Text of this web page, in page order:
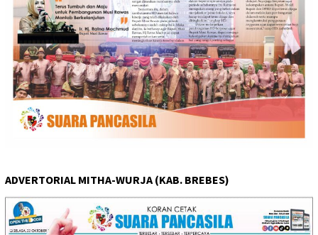
ADVERTORIAL MITHA-WURJA (KAB. BREBES)